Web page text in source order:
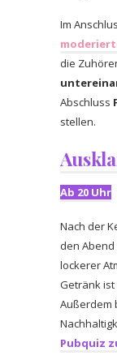
Im
die
Abschluss
stellen.
Ab 20 Uhr
Nach der
den
lockerer
Getränk ist
Außerdem
Pubquiz